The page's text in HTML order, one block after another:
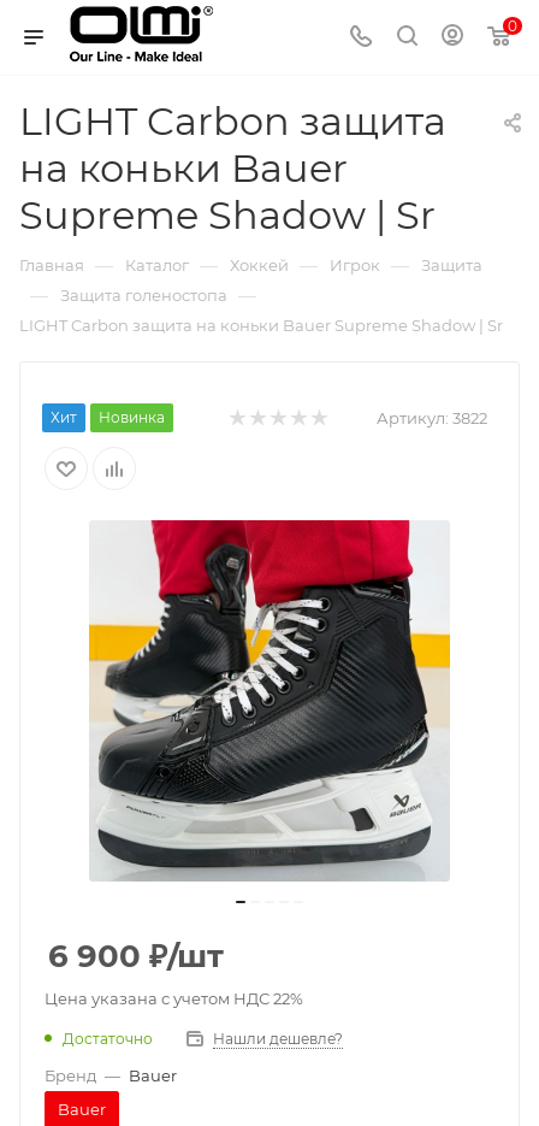
0
LIGHT Carbon защита
на коньки Bauer
Supreme Shadow | Sr
Главная — Каталог — Хоккей — Игрок — Защита
— Защита голеностопа —
LIGHT Carbon защита на коньки Bauer Supreme Shadow | Sr
Хит Новинка Артикул: 3822
6 900 ₽/шт
Цена указана с учетом НДС 22%
Достаточно Нашли дешевле?
Бренд — Bauer
Bauer